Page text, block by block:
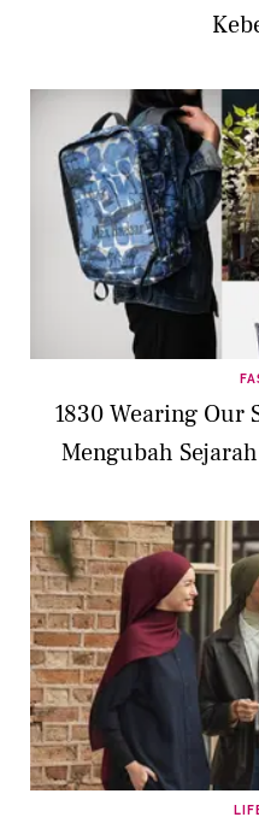
1830 Wearing Our
Mengubah